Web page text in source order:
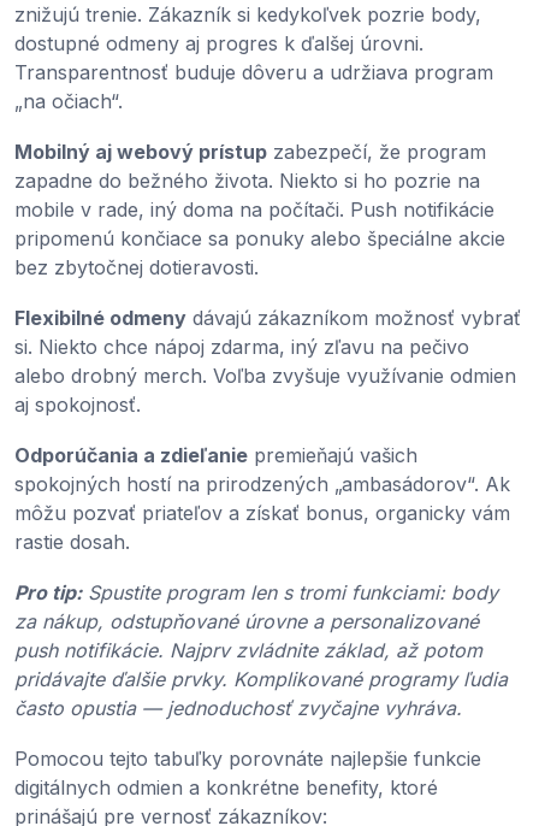
znižujú trenie. Zákazník si kedykoľvek pozrie body,
dostupné odmeny aj progres k ďalšej úrovni.
Transparentnosť buduje dôveru a udržiava program
„na očiach“.
Mobilný aj webový prístup zabezpečí, že program
zapadne do bežného života. Niekto si ho pozrie na
mobile v rade, iný doma na počítači. Push notifikácie
pripomenú končiace sa ponuky alebo špeciálne akcie
bez zbytočnej dotieravosti.
Flexibilné odmeny dávajú zákazníkom možnosť vybrať
si. Niekto chce nápoj zdarma, iný zľavu na pečivo
alebo drobný merch. Voľba zvyšuje využívanie odmien
aj spokojnosť.
Odporúčania a zdieľanie premieňajú vašich
spokojných hostí na prirodzených „ambasádorov“. Ak
môžu pozvať priateľov a získať bonus, organicky vám
rastie dosah.
Pro tip: Spustite program len s tromi funkciami: body
za nákup, odstupňované úrovne a personalizované
push notifikácie. Najprv zvládnite základ, až potom
pridávajte ďalšie prvky. Komplikované programy ľudia
často opustia — jednoduchosť zvyčajne vyhráva.
Pomocou tejto tabuľky porovnáte najlepšie funkcie
digitálnych odmien a konkrétne benefity, ktoré
prinášajú pre vernosť zákazníkov: